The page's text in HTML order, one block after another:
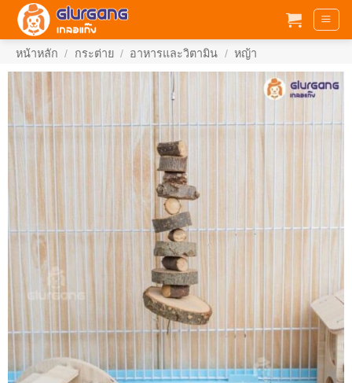
ข้าม
หน้าหลัก / กระต่าย / อาหารและวิตามิน / หญ้า